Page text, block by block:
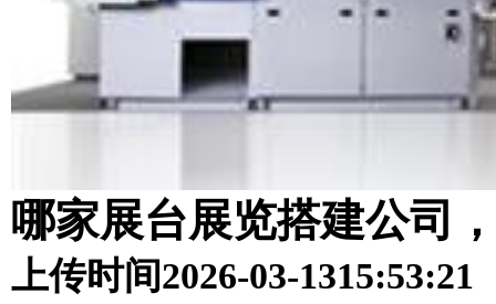
哪家展台展览搭建公司
上传时间2026-03-1315:53:21